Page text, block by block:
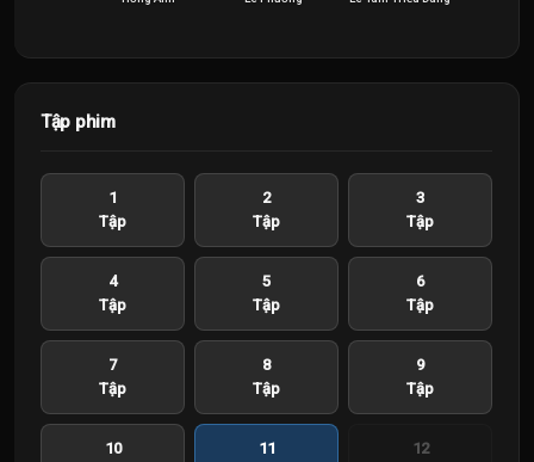
Tập phim
1
Tập
2
Tập
3
Tập
4
Tập
5
Tập
6
Tập
7
Tập
8
Tập
9
Tập
10
11
12